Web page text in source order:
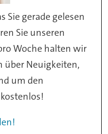
Sie gerade gelesen
Sie unseren
Woche halten wir
über Neuigkeiten,
um den